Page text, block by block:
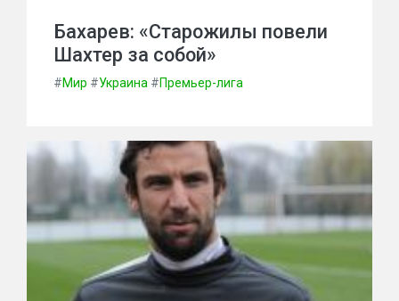
Бахарев: «Старожилы повели
Шахтер за собой»
#Мир #Украина #Премьер-лига